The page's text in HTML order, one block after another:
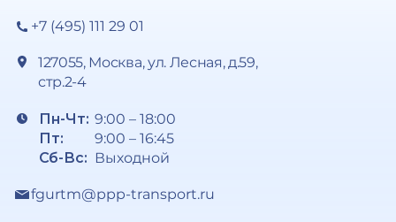
+7 (495) 111 29 01
127055, Москва, ул. Лесная, д.59,
стр.2-4
Пн-Чт:
Пт:
Сб-Вс:
9:00 – 18:00
9:00 – 16:45
Выходной
fgurtm@ppp-transport.ru